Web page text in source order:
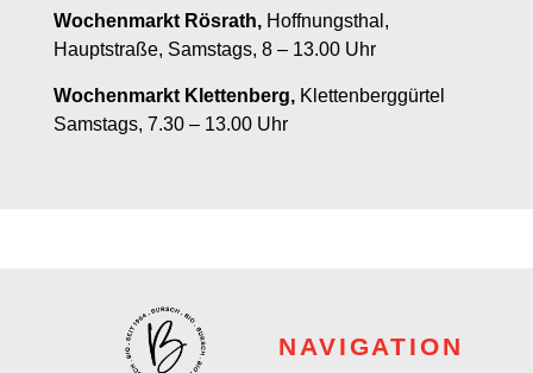
Wochenmarkt Rösrath,Hoffnungsthal,
Hauptstraße, Samstags, 8 – 13.00 Uhr
Wochenmarkt Klettenberg,Klettenberggürtel
Samstags, 7.30 – 13.00 Uhr
NAVIGATION